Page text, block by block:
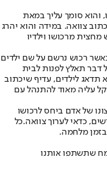
והוא סומך עליך במאת
צוואה. במידה והוא יהרג
מרכושו וילדיו
רכוש נרשם על שם ילדים
דבר תאלץ לפנות לבית
לילדים, עדיף שיכתוב
עליה מאוד להתנהל עם
של אדם ביחס לרכושו
כדאי לערוך צוואה.כל
בזמן מלחמה.
שתשתפו אותנו